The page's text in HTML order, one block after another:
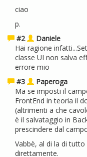
ciao
p.
#2
Daniele
Hai ragione
classe UI non salva
errore mio
#3
Paperoga
Ma se imposti il
FrontEnd in teoria il
(altrimenti a che
è il salvataggio in
prescindere dal
Vabbè, al di la di
direttamente.